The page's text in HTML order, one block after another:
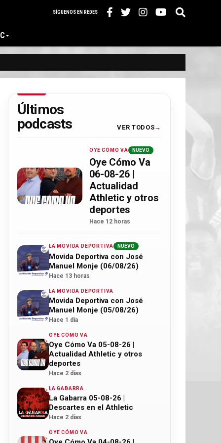
SÍGUENOS EN REDES
Últimos
podcasts
VER TODOS
OYE CÓMO VA NUEVO
Oye Cómo Va
06-08-26 |
Actualidad
Athletic y otros
deportes
Hace 12 horas
LA MOVIDA DEPORTIVA NUEVO
Movida Deportiva con José
Manuel Monje (06/08/26)
Hace 13 horas
LA MOVIDA DEPORTIVA
Movida Deportiva con José
Manuel Monje (05/08/26)
Hace 1 día
OYE CÓMO VA
Oye Cómo Va 05-08-26 |
Actualidad Athletic y otros
deportes
Hace 2 días
LA GABARRA
La Gabarra 05-08-26 |
Descartes en el Athletic
Hace 2 días
OYE CÓMO VA